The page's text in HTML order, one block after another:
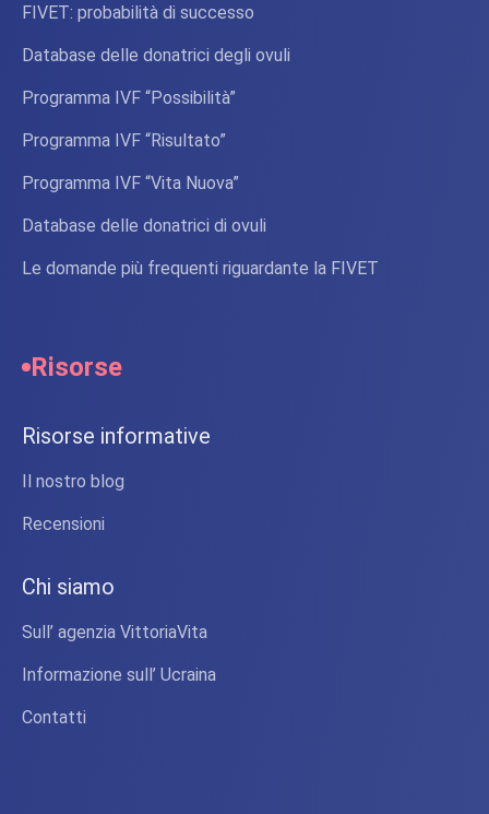
FIVET: probabilità di successo
Database delle donatrici degli ovuli
Programma IVF “Possibilità”
Programma IVF “Risultato”
Programma IVF “Vita Nuova”
Database delle donatrici di ovuli
Le domande più frequenti riguardante la FIVET
Risorse
Risorse informative
Il nostro blog
Recensioni
Chi siamo
Sull’ agenzia VittoriaVita
Informazione sull’ Ucraina
Contatti